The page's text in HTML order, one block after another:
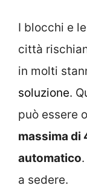
I blocchi e
città
in molti
soluzione.
può essere
massima di
automatico
a sedere.